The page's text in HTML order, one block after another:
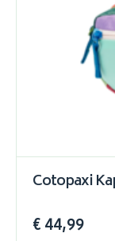
Cotopaxi
€ 44,99